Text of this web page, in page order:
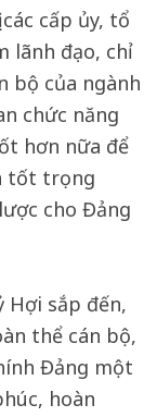
cấp ủy, tổ
lãnh đạo, chỉ
bộ của ngành
chức năng
hơn nữa để
tốt trọng
cho Đảng
Hợi sắp đến,
thể cán bộ,
Đảng một
hoàn